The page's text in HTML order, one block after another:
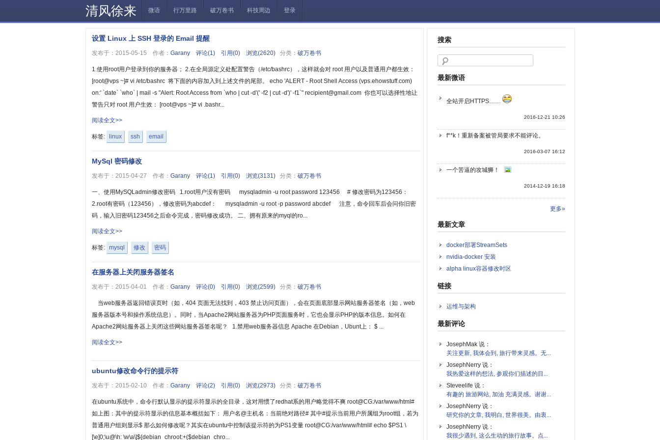
清风徐来 微语 行万里路 破万卷书 科技周边 登录
设置 Linux 上 SSH 登录的 Email 提醒
发布于：2015-05-15 作者： Garany 评论(1) 引用(0) 浏览(2620)分类： 破万卷书
1.使用root用户登录到你的服务器； 2.在全局源定义处配置警告（/etc/bashrc），这样就会对 root 用户以及普通用户都生效：
[root@vps ~]# vi /etc/bashrc 将下面的内容加入到上述文件的尾部。 echo 'ALERT - Root Shell Access (vps.ehowstuff.com)
on:' `date` `who` | mail -s "Alert: Root Access from `who | cut -d'(' -f2 | cut -d')' -f1`" recipient@gmail.com 你也可以选择性地让
警告只对 root 用户生效： [root@vps ~]# vi .bashr...
阅读全文>>
标签: linux ssh email
MySql 密码修改
发布于：2015-04-27 作者： Garany 评论(1) 引用(0) 浏览(3131)分类： 破万卷书
一、使用MySQLadmin修改密码 1.root用户没有密码 mysqladmin -u root password 123456 # 修改密码为123456：
2.root有密码（123456），修改密码为abcdef： mysqladmin -u root -p password abcdef 注意，命令回车后会问你旧密
码，输入旧密码123456之后命令完成，密码修改成功。 二、拥有原来的myql的ro...
阅读全文>>
标签: mysql 修改 密码
在服务器上关闭服务器签名
发布于：2015-04-01 作者： Garany 评论(0) 引用(0) 浏览(2599)分类： 破万卷书
当web服务器返回错误页时（如，404 页面无法找到，403 禁止访问页面），会在页面底部显示网站服务器签名（如，web
服务器版本号和操作系统信息）。同时，当Apache2网站服务器为PHP页面服务时，它也会显示PHP的版本信息。如何在
Apache2网站服务器上关闭这些网站服务器签名呢？ 1.禁用web服务器信息 Apache 在Debian，Ubunt上： $ ...
阅读全文>>
ubuntu修改命令行的提示符
发布于：2015-02-10 作者： Garany 评论(2) 引用(0) 浏览(2973)分类： 破万卷书
在ubuntu系统中，命令行默认显示的提示符显示的全目录，这对用惯了redhat系的用户略觉得不爽 root@CG:/var/www/html#
如上图：其中的提示符显示的信息基本概括如下： 用户名@主机名：当前绝对路径# 其中#提示当前用户所属组为root组，若为
普通用户组则显示$ 那么如何修改呢？其实在ubuntu中控制该提示符的为PS1变量 root@CG:/var/www/html# echo $PS1 \
[\e]0;\u@\h: \w\a\]${debian_chroot:+($debian_chro...
搜索
最新微语
全站开启HTTPS……
2016-12-21 10:26
f**k！重新备案被管局要求不能评论。
2016-03-07 16:12
一个苦逼的攻城狮！
2014-12-19 16:18
更多»
最新文章
docker部署StreamSets
nvidia-docker 安装
alpha linux容器修改时区
链接
运维与架构
最新评论
JosephMak 说：
关注更新, 我体会到, 旅行带来灵感。无...
JosephNerry 说：
我热爱这样的想法, 参观你们描述的目...
Steveelife 说：
有趣的 旅游网站, 加油 充满灵感。谢谢...
JosephNerry 说：
研究你的文章, 我明白, 世界很美。由衷...
JosephNerry 说：
我很少遇到, 这么生动的旅行故事。点...